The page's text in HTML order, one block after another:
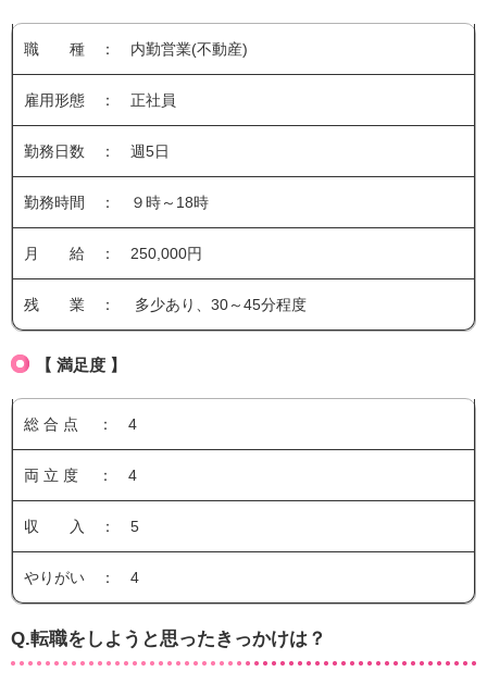
職 種 ： 内勤営業(不動産)
雇用形態 ： 正社員
勤務日数 ： 週5日
勤務時間 ： ９時～18時
月 給 ： 250,000円
残 業 ： 多少あり、30～45分程度
【 満足度 】
総 合 点 ： 4
両 立 度 ： 4
収 入 ： 5
やりがい ： 4
Q.転職をしようと思ったきっかけは？